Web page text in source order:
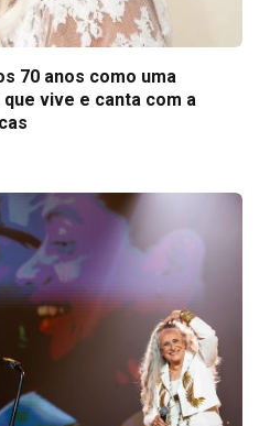
70 anos como uma
vive e canta com a